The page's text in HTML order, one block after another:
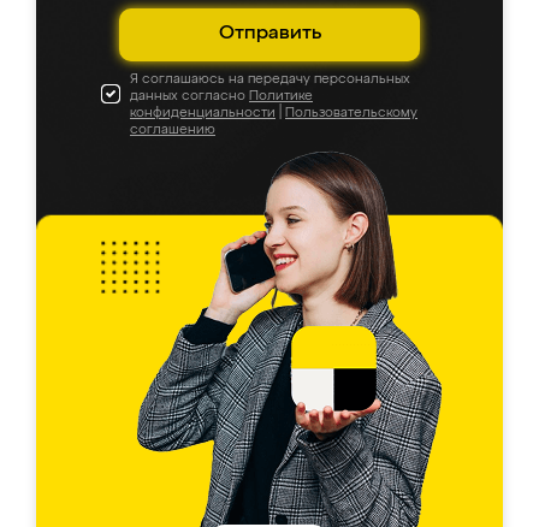
Отправить
Я соглашаюсь на передачу персональных
данных согласно Политике
конфиденциальности
Пользовательскому
соглашению